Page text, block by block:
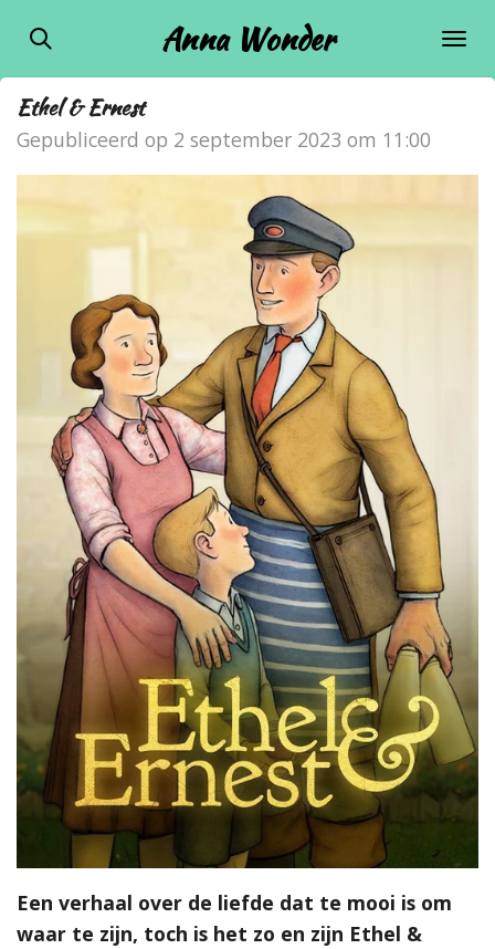
Ga
direct
de
hoofdinhoud
Anna Wonder
Ethel & Ernest
Gepubliceerd op 2 september 2023 om 11:00
Een verhaal over de liefde dat te mooi is om
waar te zijn, toch is het zo en zijn Ethel &